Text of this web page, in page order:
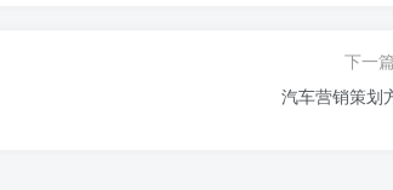
下一
汽车营销策划